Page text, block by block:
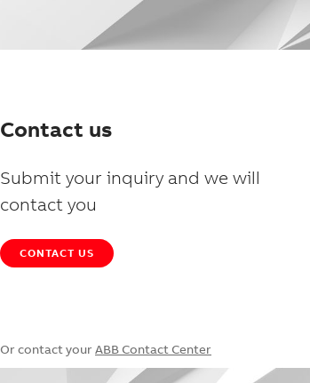
Contact us
Submit your inquiry and we will
contact you
CONTACT US
Or contact your ABB Contact Center